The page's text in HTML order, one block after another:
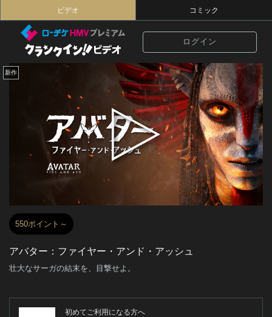
ビデオ コミック
ログイン
新作
550ポイント～
アバター：ファイヤー・アンド・アッシュ
壮大なサーガの結末を、目撃せよ。
初めてご利用になる方へ